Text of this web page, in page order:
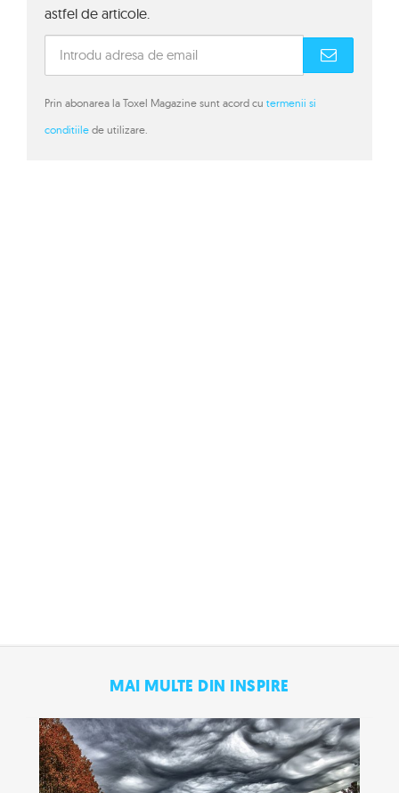
astfel de articole.
Prin abonarea la Toxel Magazine sunt acord cu termenii si
conditiile de utilizare.
MAI MULTE DIN INSPIRE